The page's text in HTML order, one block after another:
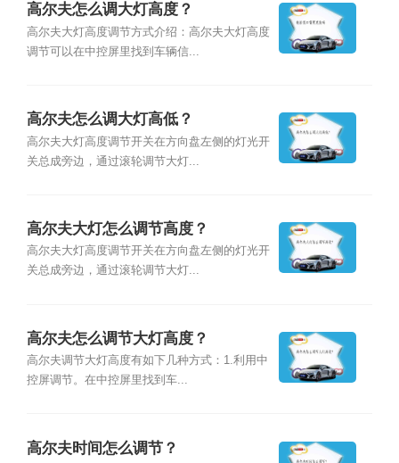
高尔夫怎么调大灯高度？
高尔夫大灯高度调节方式介绍：高尔夫大灯高度
调节可以在中控屏里找到车辆信...
高尔夫怎么调大灯高低？
高尔夫大灯高度调节开关在方向盘左侧的灯光开
关总成旁边，通过滚轮调节大灯...
高尔夫大灯怎么调节高度？
高尔夫大灯高度调节开关在方向盘左侧的灯光开
关总成旁边，通过滚轮调节大灯...
高尔夫怎么调节大灯高度？
高尔夫调节大灯高度有如下几种方式：1.利用中
控屏调节。在中控屏里找到车...
高尔夫时间怎么调节？